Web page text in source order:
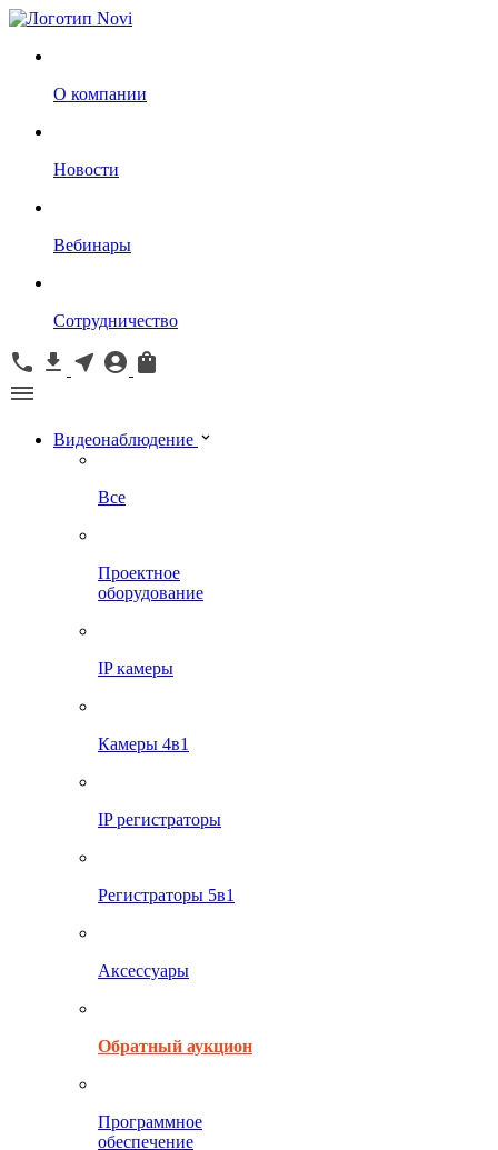
О компании
Новости
Вебинары
Сотрудничество
Видеонаблюдение
Все
Проектное
оборудование
IP камеры
Камеры 4в1
IP регистраторы
Регистраторы 5в1
Аксессуары
Обратный аукцион
Программное
обеспечение